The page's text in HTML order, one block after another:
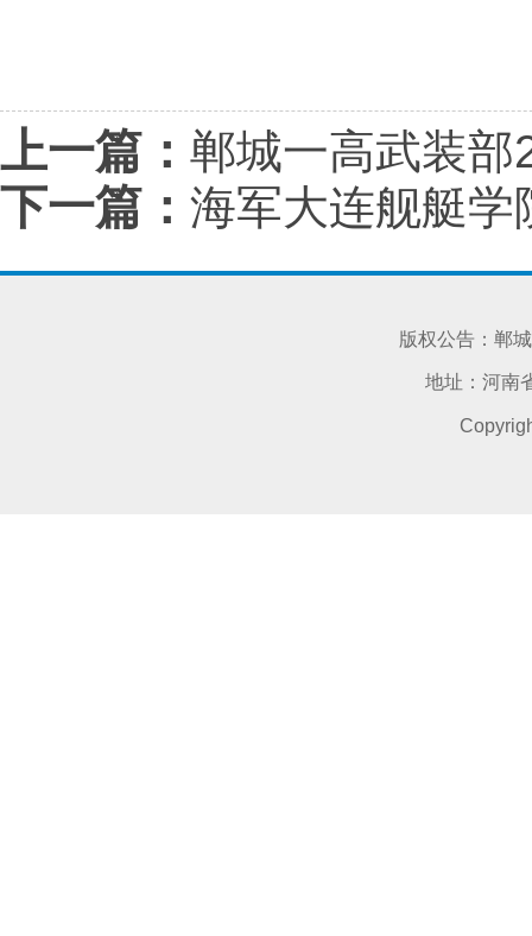
上一篇： 郸城一高武装部
下一篇： 海军大连舰艇学
版权公告：郸
地址：河南